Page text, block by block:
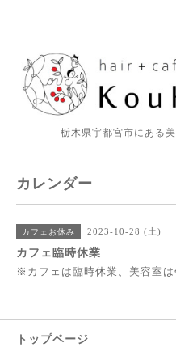
栃木県宇都宮市にある
カレンダー
カフェお休み 2023-10-28 (土)
カフェ臨時休業
※カフェは臨時休業、美容室は
トップページ